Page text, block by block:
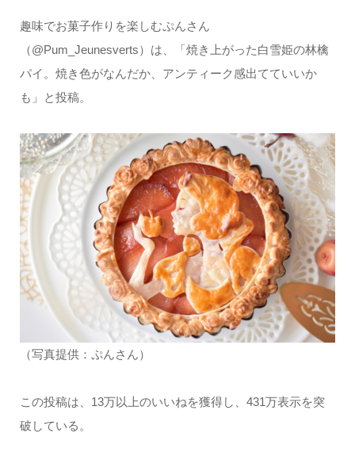
趣味でお菓子作りを楽しむぷんさん
（@Pum_Jeunesverts）は、「焼き上がった白雪姫の林檎
パイ。焼き色がなんだか、アンティーク感出てていいか
も」と投稿。
（写真提供：ぷんさん）
この投稿は、13万以上のいいねを獲得し、431万表示を突
破している。